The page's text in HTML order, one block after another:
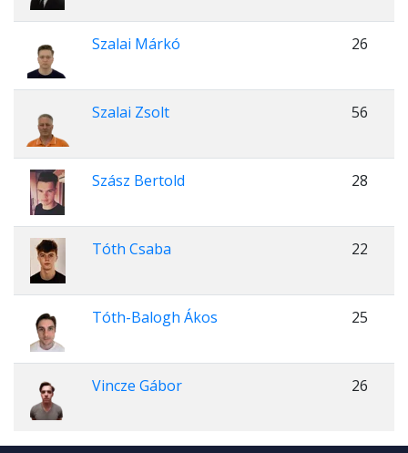
Szalai Márkó 26
Szalai Zsolt 56
Szász Bertold 28
Tóth Csaba 22
Tóth-Balogh Ákos 25
Vincze Gábor 26